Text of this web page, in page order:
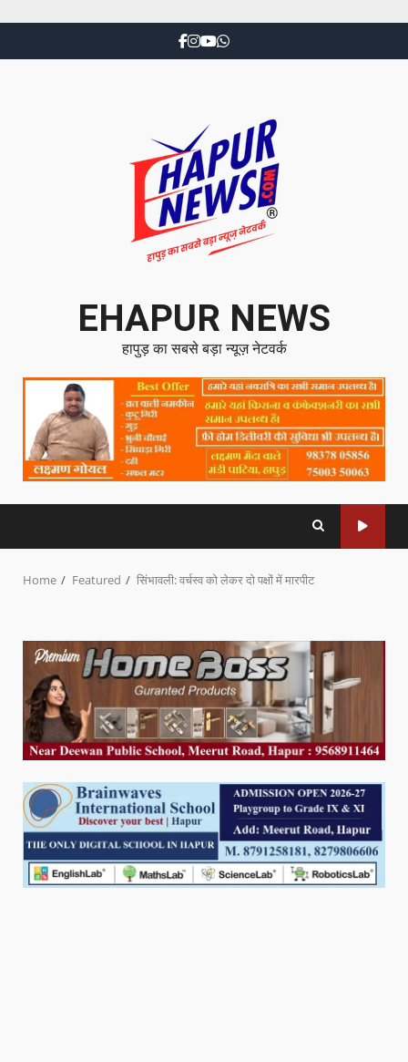
EHAPUR NEWS
हापुड़ का सबसे बड़ा न्यूज़ नेटवर्क
Home Featured सिंभावली: वर्चस्व को लेकर दो पक्षों में मारपीट